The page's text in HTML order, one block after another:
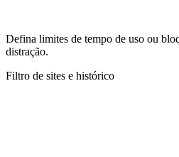
Defina limites de tempo de uso ou
distração.
Filtro de sites e histórico